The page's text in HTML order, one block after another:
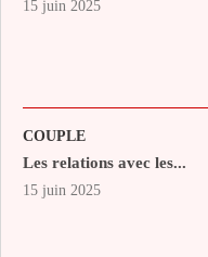
15 juin 2025
COUPLE
Les relations avec les...
15 juin 2025